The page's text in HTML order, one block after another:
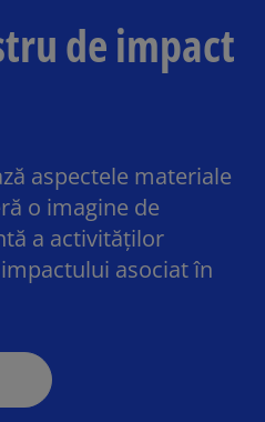
de impact
aspectele materiale
o imagine de
a activităților
asociat în